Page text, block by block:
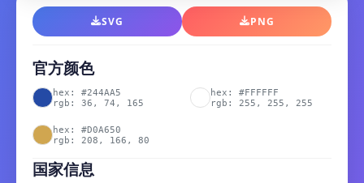
SVG PNG
官方颜色
hex: #244AA5
rgb: 36, 74, 165
hex: #FFFFFF
rgb: 255, 255, 255
hex: #D0A650
rgb: 208, 166, 80
国家信息